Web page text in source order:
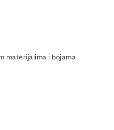
materijalima i bojama